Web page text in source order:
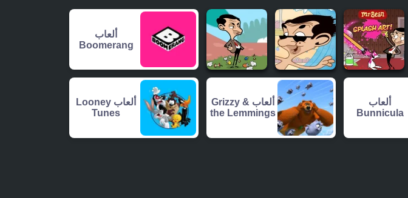
ألعاب
Boomerang
ألعاب
Bunnicula
ألعاب Grizzy &
the Lemmings
ألعاب Looney
Tunes